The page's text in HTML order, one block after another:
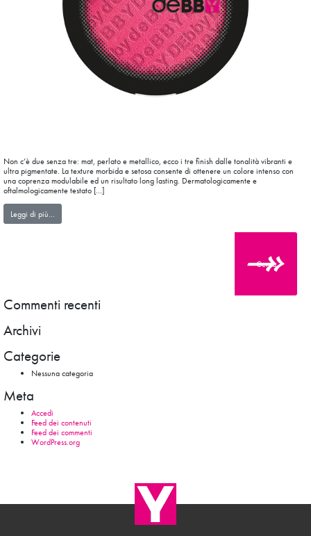
Non c’è due senza tre: mat, perlato e metallico, ecco i tre finish dalle tonalità vibranti e
ultra pigmentate. La texture morbida e setosa consente di ottenere un colore intenso con
una coprenza modulabile ed un risultato long lasting. Dermatologicamente e
oftalmologicamente testato […]
Leggi di più…
Cerca
Commenti recenti
Archivi
Categorie
Nessuna categoria
Meta
Accedi
Feed dei contenuti
Feed dei commenti
WordPress.org